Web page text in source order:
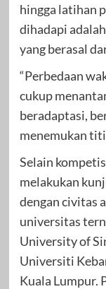
hingga latihan
dihadapi
yang berasal
“Perbedaan
cukup
beradaptasi,
menemukan
Selain
melakukan
dengan civitas
universitas
University of
Universiti
Kuala Lumpur.